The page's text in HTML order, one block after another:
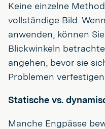
Keine einzelne
vollständige Bild.
anwenden, können
Blickwinkeln
angehen, bevor sie
Problemen verfestigen.
Statische vs.
Manche Engpässe